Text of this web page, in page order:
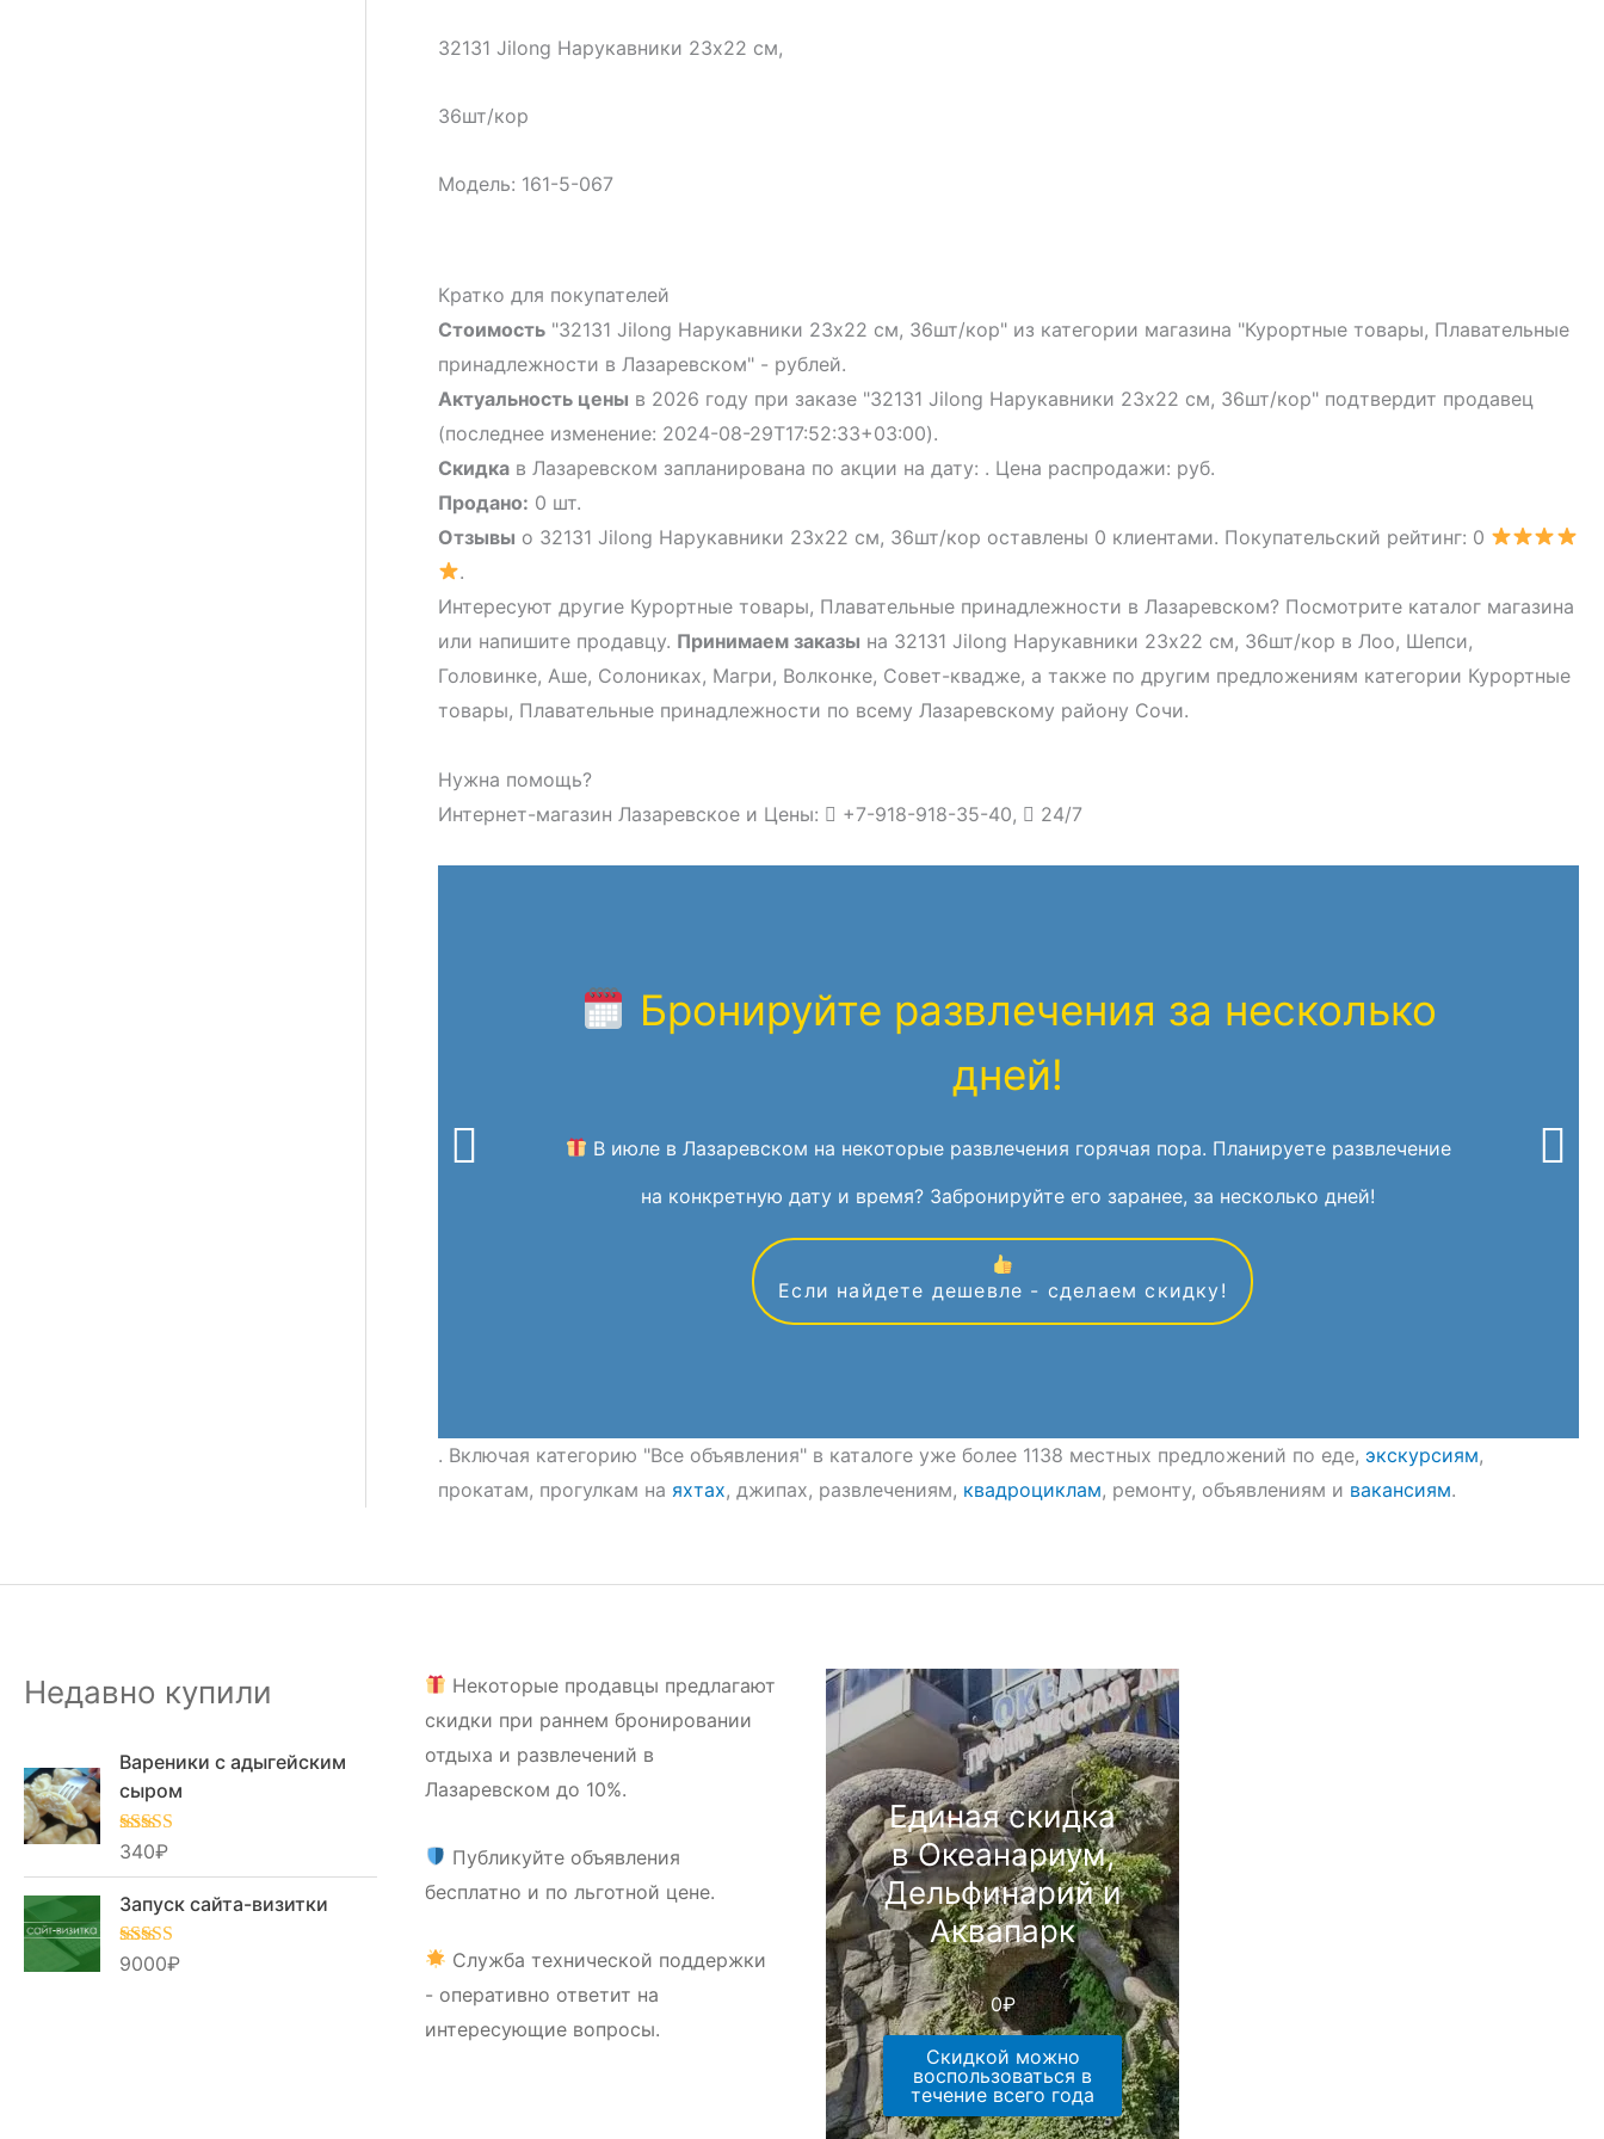
32131 Jilong Нарукавники 23х22 см,
36шт/кор
Модель: 161-5-067
Кратко для покупателей
Стоимость"32131 Jilong Нарукавники 23х22 см, 36шт/кор" из категории магазина "Курортные товары, Плавательные
принадлежности в Лазаревском" - рублей.
Актуальность цены в 2026 году при заказе "32131 Jilong Нарукавники 23х22 см, 36шт/кор" подтвердит продавец
(последнее изменение: 2024-08-29T17:52:33+03:00).
Скидкав Лазаревском запланирована по акции на дату: . Цена распродажи: руб.
Продано: 0 шт.
Отзывы о 32131 Jilong Нарукавники 23х22 см, 36шт/кор оставлены 0 клиентами. Покупательский рейтинг: 0
.
Интересуют другие Курортные товары, Плавательные принадлежности в Лазаревском? Посмотрите каталог магазина
или напишите продавцу. Принимаем заказы на 32131 Jilong Нарукавники 23х22 см, 36шт/кор в Лоо, Шепси,
Головинке, Аше, Солониках, Магри, Волконке, Совет-квадже, а также по другим предложениям категории Курортные
товары, Плавательные принадлежности по всему Лазаревскому району Сочи.
Нужна помощь?
Интернет-магазин Лазаревское и Цены:
+7-918-918-35-40, 24/7
Бронируйте развлечения за несколько
дней!
В июле в Лазаревском на некоторые развлечения горячая пора. Планируете развлечение
на конкретную дату и время? Забронируйте его заранее, за несколько дней!
Если найдете дешевле - сделаем скидку!
. Включая категорию "Все объявления" в каталоге уже более 1138 местных предложений по еде, экскурсиям,
прокатам, прогулкам на яхтах, джипах, развлечениям, квадроциклам, ремонту, объявлениям и вакансиям.
Недавно купили
Вареники с адыгейским
сыром
Оценка
340₽
Запуск сайта-визитки
Оценка
9000₽
Некоторые продавцы предлагают
скидки при раннем бронировании
отдыха и развлечений в
Лазаревском до 10%.
Публикуйте объявления
бесплатно и по льготной цене.
Служба технической поддержки
- оперативно ответит на
интересующие вопросы.
Единая скидка
в Океанариум,
Дельфинарий и
Аквапарк
0₽
Скидкой можно
воспользоваться в
течение всего года